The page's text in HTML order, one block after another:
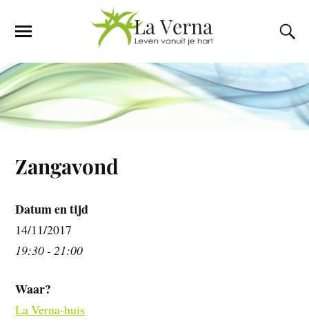
Zangavond
Datum en tijd
14/11/2017
19:30 - 21:00
Waar?
La Verna-huis